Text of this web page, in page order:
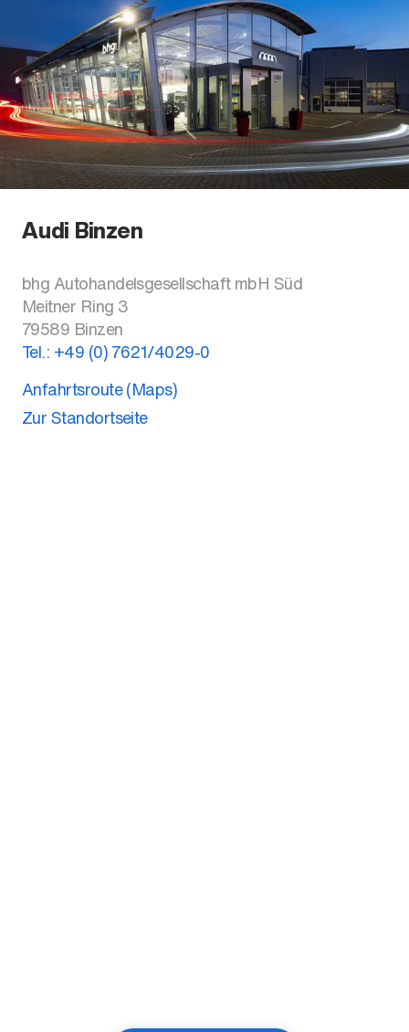
Audi Binzen
bhg Autohandelsgesellschaft mbH Süd
Meitner Ring 3
79589 Binzen
Tel.: +49 (0) 7621/4029-0
Anfahrtsroute (Maps)
Zur Standortseite